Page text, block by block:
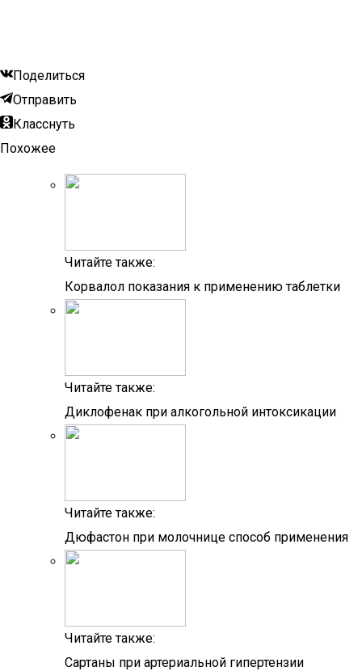
Поделиться
Отправить
Класснуть
Похожее
Читайте также:
Корвалол показания к применению таблетки
Читайте также:
Диклофенак при алкогольной интоксикации
Читайте также:
Дюфастон при молочнице способ применения
Читайте также:
Сартаны при артериальной гипертензии